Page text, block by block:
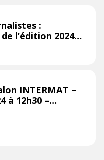
:
l’édition 2024
à la Une »
INTERMAT –
à 12h30 –
complet à